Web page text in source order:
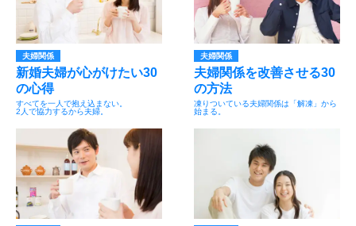
夫婦関係
新婚夫婦が心がけたい30
の心得
すべてを一人で抱え込まない。
2人で協力するから夫婦。
夫婦関係
夫婦関係を改善させる30
の方法
凍りついている夫婦関係は「解凍」から
始まる。